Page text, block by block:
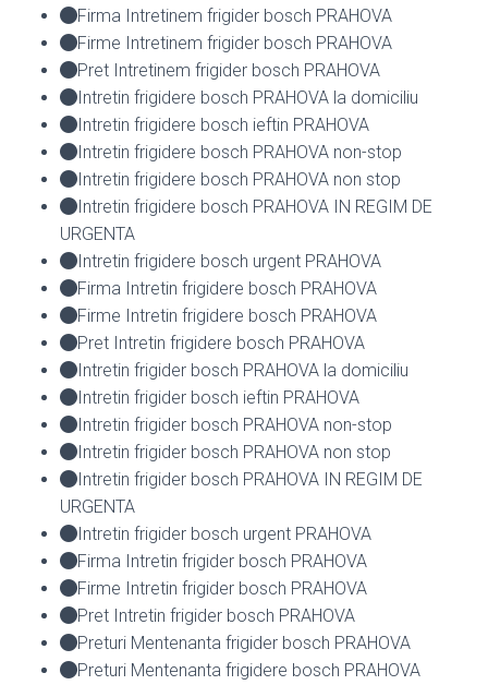
Firma Intretinem frigider bosch PRAHOVA
Firme Intretinem frigider bosch PRAHOVA
Pret Intretinem frigider bosch PRAHOVA
Intretin frigidere bosch PRAHOVA la domiciliu
Intretin frigidere bosch ieftin PRAHOVA
Intretin frigidere bosch PRAHOVA non-stop
Intretin frigidere bosch PRAHOVA non stop
Intretin frigidere bosch PRAHOVA IN REGIM DE
URGENTA
Intretin frigidere bosch urgent PRAHOVA
Firma Intretin frigidere bosch PRAHOVA
Firme Intretin frigidere bosch PRAHOVA
Pret Intretin frigidere bosch PRAHOVA
Intretin frigider bosch PRAHOVA la domiciliu
Intretin frigider bosch ieftin PRAHOVA
Intretin frigider bosch PRAHOVA non-stop
Intretin frigider bosch PRAHOVA non stop
Intretin frigider bosch PRAHOVA IN REGIM DE
URGENTA
Intretin frigider bosch urgent PRAHOVA
Firma Intretin frigider bosch PRAHOVA
Firme Intretin frigider bosch PRAHOVA
Pret Intretin frigider bosch PRAHOVA
Preturi Mentenanta frigider bosch PRAHOVA
Preturi Mentenanta frigidere bosch PRAHOVA